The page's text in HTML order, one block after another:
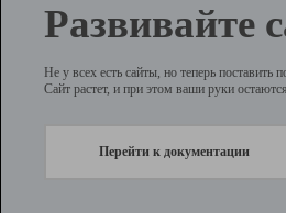
Развивайте
Не у всех есть сайты, но теперь
Сайт растет, и при этом ваши руки
Перейти к документации